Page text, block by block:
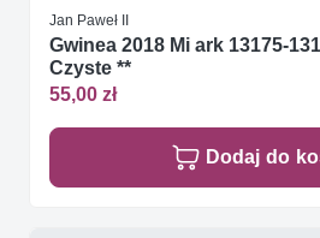
Jan Paweł II
Gwinea 2018 Mi ark 13175-
Czyste **
55,00 zł
Dodaj do